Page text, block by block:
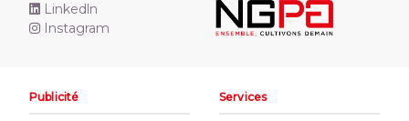
Linkedln
Instagram
Publicité Services